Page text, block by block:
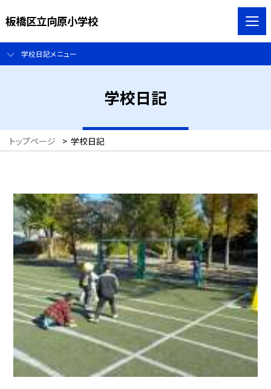
板橋区立向原小学校
学校日記メニュー
学校日記
トップページ > 学校日記